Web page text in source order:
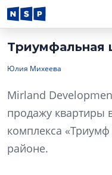
Триумфальная
Юлия Михеева
Mirland
продажу квартиры
комплекса
районе.